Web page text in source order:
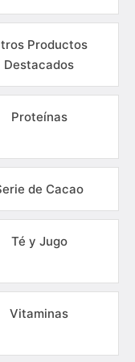
Productos
Destacados
Proteínas
de Cacao
Té y Jugo
Vitaminas